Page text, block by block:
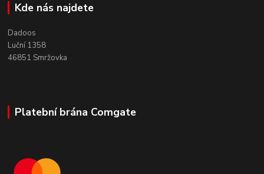
Kde nás najdete
Dadoos
Luční 1358
46851 Smržovka
Platební brána Comgate